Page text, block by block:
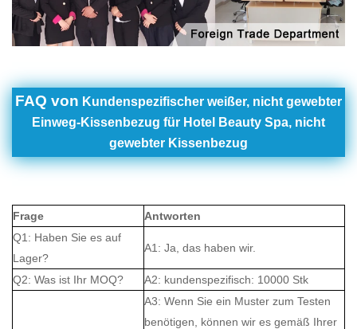
FAQ von Kundenspezifischer weißer, nicht gewebter
Einweg-Kissenbezug für Hotel Beauty Spa, nicht
gewebter Kissenbezug
Frage
Antworten
Q1: Haben Sie es auf
Lager?
A1: Ja, das haben wir.
Q2: Was ist Ihr MOQ? A2: kundenspezifisch: 10000 Stk
A3: Wenn Sie ein Muster zum Testen
benötigen, können wir es gemäß Ihrer